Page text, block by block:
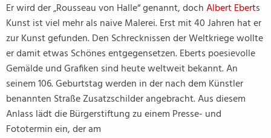
Er wird der „Rousseau von Halle“ genannt, dochAlbert Eberts
Kunst ist viel mehr als naive Malerei. Erst mit 40 Jahren hat er
zur Kunst gefunden. Den Schrecknissen der Weltkriege wollte
er damit etwas Schönes entgegensetzen. Eberts poesievolle
Gemälde und Grafiken sind heute weltweit bekannt. An
seinem 106. Geburtstag werden in der nach dem Künstler
benannten Straße Zusatzschilder angebracht. Aus diesem
Anlass lädt die Bürgerstiftung zu einem Presse- und
Fototermin ein, der am